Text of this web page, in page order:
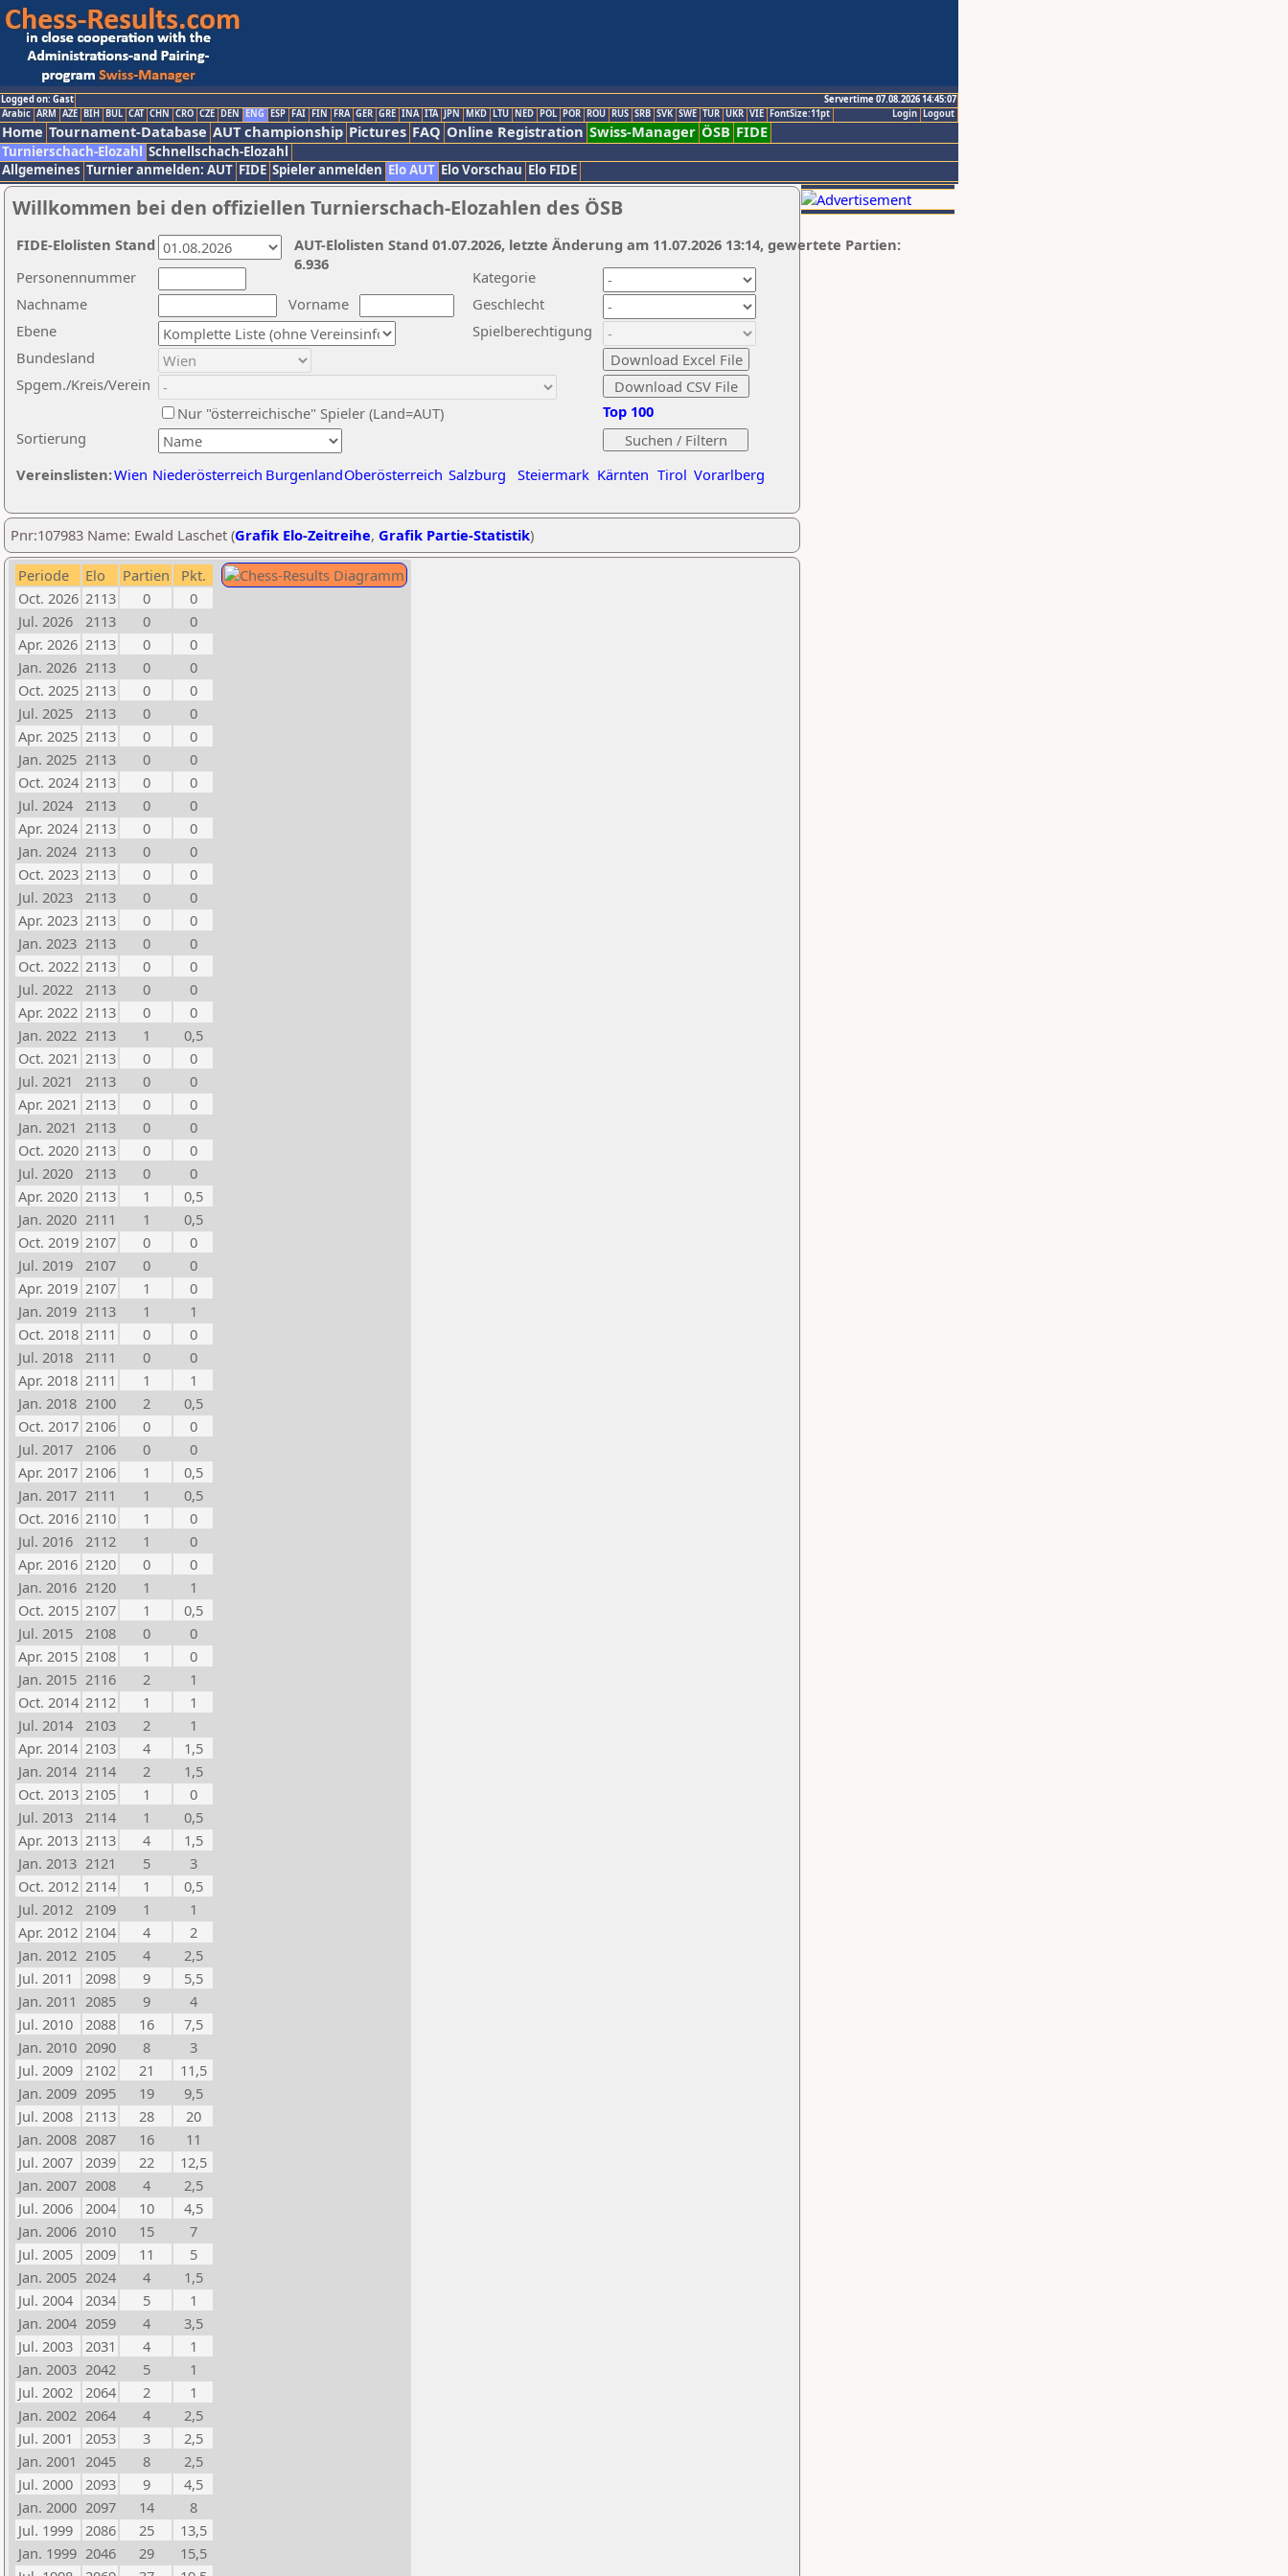
Logged on: Gast
Servertime 07.08.2026 14:45:07
Logout
Login
Arabic ARM AZE BIH BUL CAT CHN CRO CZE DEN ENG ESP FAI FIN FRA GER GRE INA ITA JPN MKD LTU NED POL POR ROU RUS SRB SVK SWE TUR UKR VIE FontSize:11pt
Home Tournament-Database AUT championship Pictures FAQ Online Registration Swiss-Manager ÖSB FIDE
Turnierschach-Elozahl Schnellschach-Elozahl
Allgemeines Turnier anmelden: AUT FIDE Spieler anmelden Elo AUT Elo Vorschau Elo FIDE
Willkommen bei den offiziellen Turnierschach-Elozahlen des ÖSB
Nachname
Vorname
Ebene
Kategorie
Sortierung
Personennummer
Bundesland
Spgem./Kreis/Verein
Geschlecht
Nur "österreichische" Spieler (Land=AUT)
Spielberechtigung
Vereinslisten:Wien Niederösterreich BurgenlandOberösterreich Salzburg Steiermark Kärnten Tirol Vorarlberg
Top 100
AUT-Elolisten Stand 01.07.2026, letzte Änderung am 11.07.2026 13:14, gewertete Partien:
6.936
FIDE-Elolisten Stand
Pnr:107983 Name: Ewald Laschet (Grafik Elo-Zeitreihe, Grafik Partie-Statistik)
Periode Elo Partien
Pkt.
Oct. 2026 2113 0
0
Jul. 2026
2113 0
0
Apr. 2026 2113 0
0
Jan. 2026 2113 0
0
Oct. 2025 2113 0
0
Jul. 2025
2113 0
0
Apr. 2025 2113 0
0
Jan. 2025 2113 0
0
Oct. 2024 2113 0
0
Jul. 2024
2113 0
0
Apr. 2024 2113 0
0
Jan. 2024 2113 0
0
Oct. 2023 2113 0
0
Jul. 2023
2113 0
0
Apr. 2023 2113 0
0
Jan. 2023 2113 0
0
Oct. 2022 2113 0
0
Jul. 2022
2113 0
0
Apr. 2022 2113 0
0
Jan. 2022 2113 1
0,5
Oct. 2021 2113 0
0
Jul. 2021
2113 0
0
Apr. 2021 2113 0
0
Jan. 2021 2113 0
0
Oct. 2020 2113 0
0
Jul. 2020
2113 0
0
Apr. 2020 2113 1
0,5
Jan. 2020 2111 1
0,5
Oct. 2019 2107 0
0
Jul. 2019
2107 0
0
Apr. 2019 2107 1
0
Jan. 2019 2113 1
1
Oct. 2018 2111 0
0
Jul. 2018
2111 0
0
Apr. 2018 2111 1
1
Jan. 2018 2100 2
0,5
Oct. 2017 2106 0
0
Jul. 2017
2106 0
0
Apr. 2017 2106 1
0,5
Jan. 2017 2111 1
0,5
Oct. 2016 2110 1
0
Jul. 2016
2112 1
0
Apr. 2016 2120 0
0
Jan. 2016 2120 1
1
Oct. 2015 2107 1
0,5
Jul. 2015
2108 0
0
Apr. 2015 2108 1
0
Jan. 2015 2116 2
1
Oct. 2014 2112 1
1
Jul. 2014
2103 2
1
Apr. 2014 2103 4
1,5
Jan. 2014 2114 2
1,5
Oct. 2013 2105 1
0
Jul. 2013
2114 1
0,5
Apr. 2013 2113 4
1,5
Jan. 2013 2121 5
3
Oct. 2012 2114 1
0,5
Jul. 2012
2109 1
1
Apr. 2012 2104 4
2
Jan. 2012 2105 4
2,5
Jul. 2011
2098 9
5,5
Jan. 2011 2085 9
4
Jul. 2010
2088 16
7,5
Jan. 2010 2090 8
3
Jul. 2009
2102 21
11,5
Jan. 2009 2095 19
9,5
Jul. 2008
2113 28
20
Jan. 2008 2087 16
11
Jul. 2007
2039 22
12,5
Jan. 2007 2008 4
2,5
Jul. 2006
2004 10
4,5
Jan. 2006 2010 15
7
Jul. 2005
2009 11
5
Jan. 2005 2024 4
1,5
Jul. 2004
2034 5
1
Jan. 2004 2059 4
3,5
Jul. 2003
2031 4
1
Jan. 2003 2042 5
1
Jul. 2002
2064 2
1
Jan. 2002 2064 4
2,5
Jul. 2001
2053 3
2,5
Jan. 2001 2045 8
2,5
Jul. 2000
2093 9
4,5
Jan. 2000 2097 14
8
Jul. 1999
2086 25
13,5
Jan. 1999 2046 29
15,5